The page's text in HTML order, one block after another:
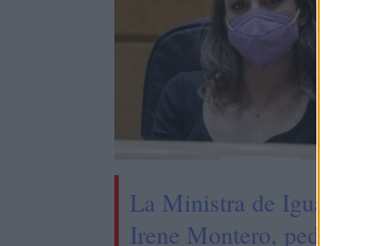
La Ministra de Igualdad,
Irene Montero, pedirá a